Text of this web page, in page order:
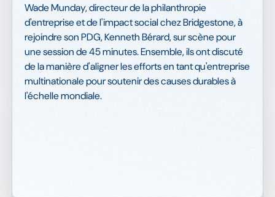
Wade Munday, directeur de la philanthropie
d'entreprise et de l'impact social chez Bridgestone, à
rejoindre son PDG, Kenneth Bérard, sur scène pour
une session de 45 minutes. Ensemble, ils ont discuté
de la manière d'aligner les efforts en tant qu'entreprise
multinationale pour soutenir des causes durables à
l'échelle mondiale.